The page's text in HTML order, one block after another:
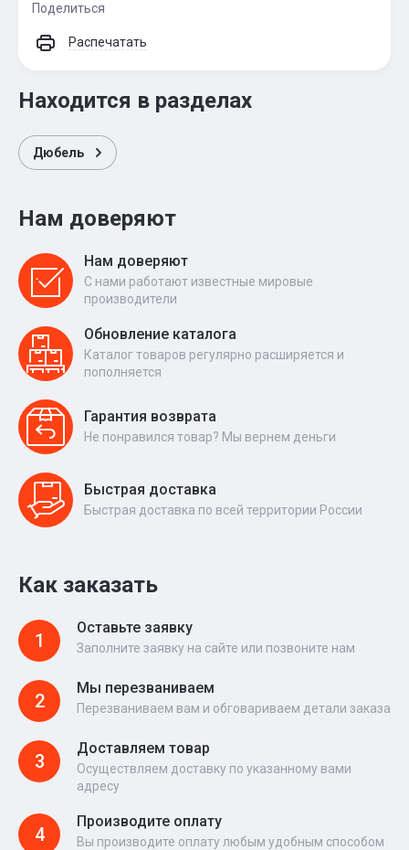
Поделиться
Распечатать
Находится в разделах
Дюбель
Нам доверяют
Нам доверяют
С нами работают известные мировые
производители
Обновление каталога
Каталог товаров регулярно расширяется и
пополняется
Гарантия возврата
Не понравился товар? Мы вернем деньги
Быстрая доставка
Быстрая доставка по всей территории России
Как заказать
1
Оставьте заявку
Заполните заявку на сайте или позвоните нам
2
Мы перезваниваем
Перезваниваем вам и обговариваем детали заказа
3
Доставляем товар
Осуществляем доставку по указанному вами
адресу
4
Производите оплату
Вы производите оплату любым удобным способом